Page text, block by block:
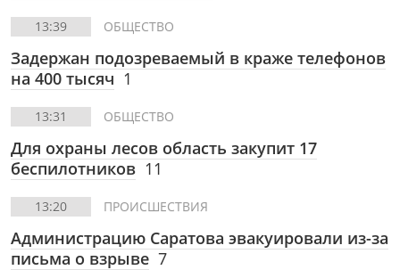
13:39 ОБЩЕСТВО
Задержан подозреваемый в краже телефонов
на 400 тысяч 1
13:31 ОБЩЕСТВО
Для охраны лесов область закупит 17
беспилотников 11
13:20 ПРОИСШЕСТВИЯ
Администрацию Саратова эвакуировали из-за
письма о взрыве 7